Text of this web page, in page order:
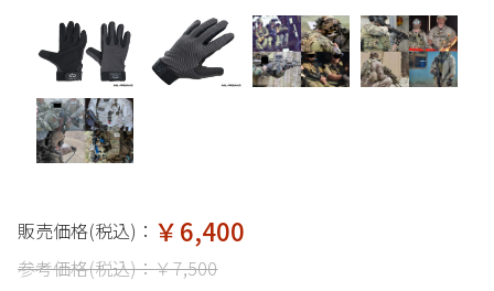
販売価格(税込)： ￥6,400
参考価格(税込)：￥7,500